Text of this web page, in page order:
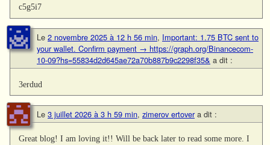
c5g5i7
Le 2 novembre 2025 à 12 h 56 min, Important: 1.75 BTC sent to
your wallet. Confirm payment → https://graph.org/Binancecom-
10-09?hs=55834d2d645ae72a70b887b9c2298f35& a dit :
3erdud
Le 3 juillet 2026 à 3 h 59 min, zimerov ertover a dit :
Great blog! I am loving it!! Will be back later to read some more. I